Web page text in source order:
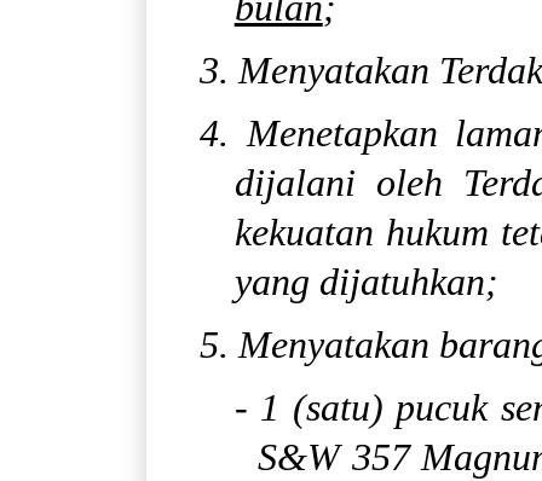
3. Menyatakan
4. Menetapkan
dijalani oleh
kekuatan hukum
yang dijatuhkan;
5. Menyatakan
- 1 (satu) pucuk
S&W 357